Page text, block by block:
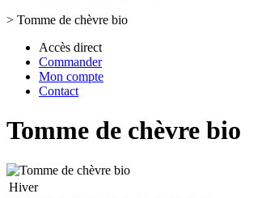
> Tomme de chèvre bio
Accès direct
Commander
Mon compte
Contact
Tomme de chèvre bio
Hiver